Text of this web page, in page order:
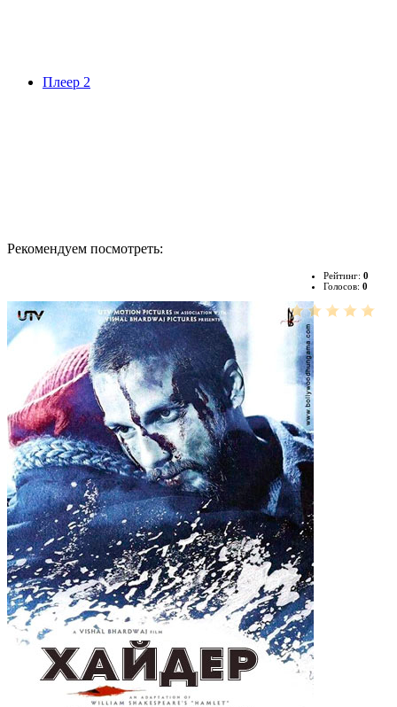
Плеер 2
Рекомендуем посмотреть:
Рейтинг: 0
Голосов: 0